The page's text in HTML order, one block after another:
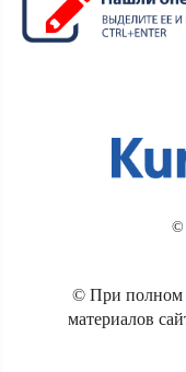
©
© При полном
материалов